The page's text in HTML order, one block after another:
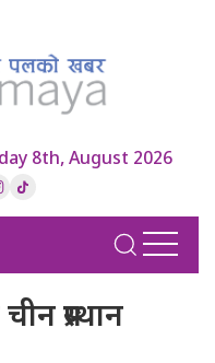
8th, August 2026
प्रस्थान